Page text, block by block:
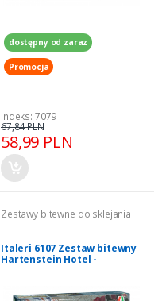
dostępny od zaraz
Promocja
Indeks: 7079
58,99 PLN
67,84 PLN
Zestawy bitewne do sklejania
Italeri 6107 Zestaw bitewny
Hartenstein Hotel -